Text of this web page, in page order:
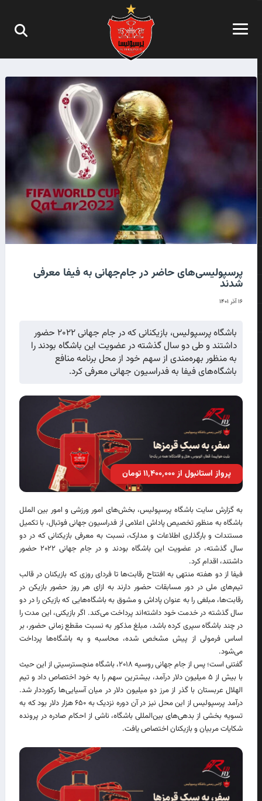
پرسپولیسی‌های حاضر در جام‌جهانی به فیفا معرفی
شدند
۱۶ آذر ۱۴۰۱
باشگاه پرسپولیس، بازیکنانی که در جام جهانی ۲۰۲۲ حضور
داشتند و طی دو سال گذشته در عضویت این باشگاه بودند را
به منظور بهره‌مندی از سهم خود از محل برنامه منافع
باشگاه‌های فیفا به فدراسیون جهانی معرفی کرد.
پرواز استانبول از ۱۱٬۴۰۰٬۰۰۰ تومان
به گزارش سایت باشگاه پرسپولیس، بخش‌های امور ورزشی و امور بین الملل
باشگاه به منظور تخصیص پاداش اعلامی از فدراسیون جهانی فوتبال، با تکمیل
مستندات و بارگذاری اطلاعات و مدارک‌، نسبت به معرفی بازیکنانی که در دو
سال گذشته، در عضویت این باشگاه بودند و در جام جهانی ۲۰۲۲ حضور
داشتند، اقدام کرد.
فیفا از دو هفته منتهی به افتتاح رقابت‌ها تا فردای روزی که بازیکنان در قالب
تیم‌های ملی در دور مسابقات حضور دارند به ازای هر روز حضور بازیکن در
رقابت‌ها، مبلغی را به عنوان پاداش و مشوق به باشگاه‌هایی که بازیکن را در دو
سال گذشته در خدمت خود داشته‌اند پرداخت می‌کند. اگر بازیکنی، این مدت را
در چند باشگاه سپری کرده باشد، مبلغ مذکور به نسبت مقطع زمانی حضور، بر
اساس فرمولی از پیش مشخص شده، محاسبه و به باشگاه‌ها پرداخت
می‌شود.
گفتنی است؛ پس از جام جهانی روسیه ۲۰۱۸، باشگاه منچسترسیتی از این حیث
با بیش از ۵ میلیون دلار درآمد، بیشترین سهم را به خود اختصاص داد و تیم
الهلال عربستان با گذر از مرز دو میلیون دلار در میان آسیایی‌ها رکورددار شد.
درآمد پرسپولیس از این محل نیز در آن دوره نزدیک به ۶۵۰ هزار دلار بود که به
تسویه بخشی از بدهی‌های بین‌المللی باشگاه، ناشی از احکام صادره در پرونده
شکایات مربیان و بازیکنان اختصاص یافت.